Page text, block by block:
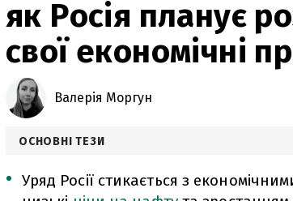
як Росія планує
свої економічні
Валерія Моргун
ОСНОВНІ ТЕЗИ
Уряд Росії стикається з